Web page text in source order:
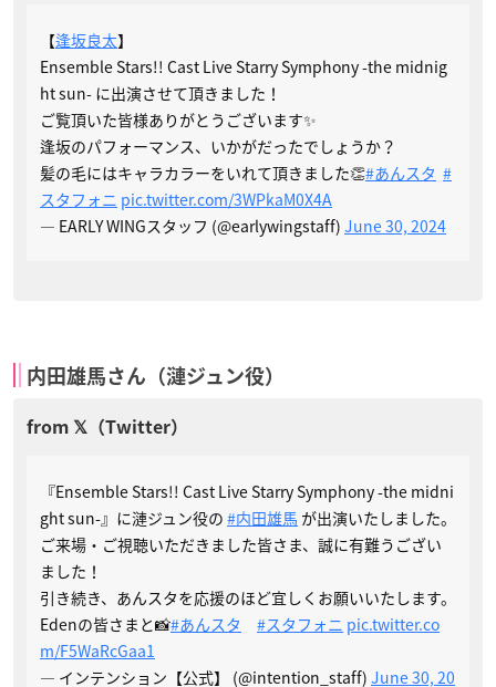
【逢坂良太】
Ensemble Stars!! Cast Live Starry Symphony -the midnig
ht sun- に出演させて頂きました！
ご覧頂いた皆様ありがとうございます✨
逢坂のパフォーマンス、いかがだったでしょうか？
髪の毛にはキャラカラーをいれて頂きました👏#あんスタ #
スタフォニ pic.twitter.com/3WPkaM0X4A
— EARLY WINGスタッフ (@earlywingstaff) June 30, 2024
内田雄馬さん（漣ジュン役）
『Ensemble Stars!! Cast Live Starry Symphony -the midni
ght sun-』に漣ジュン役の #内田雄馬 が出演いたしました。
ご来場・ご視聴いただきました皆さま、誠に有難うござい
ました！
引き続き、あんスタを応援のほど宜しくお願いいたします。
Edenの皆さまと📸#あんスタ #スタフォニ pic.twitter.co
m/F5WaRcGaa1
— インテンション【公式】 (@intention_staff) June 30, 20